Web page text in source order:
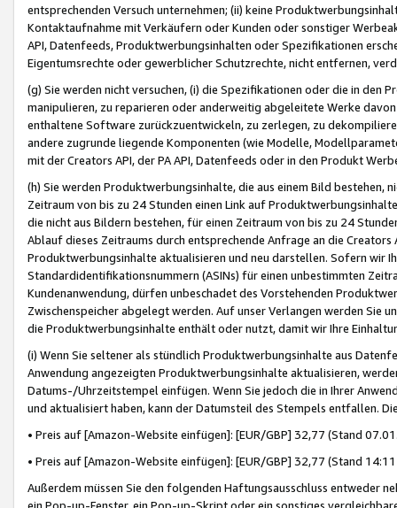
entsprechenden Versuch unternehmen; (ii) keine
Kontaktaufnahme mit Verkäufern oder Kunden oder sonstiger
API, Datenfeeds, Produktwerbungsinhalten oder Spezifikationen
Eigentumsrechte oder gewerblicher Schutzrechte, nicht entfernen,
(g) Sie werden nicht versuchen, (i) die Spezifikationen oder die in
manipulieren, zu reparieren oder anderweitig abgeleitete Werke
enthaltene Software zurückzuentwickeln, zu zerlegen, zu
andere zugrunde liegende Komponenten (wie Modelle,
mit der Creators API, der PA API, Datenfeeds oder in den Produkt
(h) Sie werden Produktwerbungsinhalte, die aus einem Bild bestehen,
Zeitraum von bis zu 24 Stunden einen Link auf
die nicht aus Bildern bestehen, für einen Zeitraum von bis zu 24
Ablauf dieses Zeitraums durch entsprechende Anfrage an die
Produktwerbungsinhalte aktualisieren und neu darstellen. Sofern wir
Standardidentifikationsnummern (ASINs) für einen unbestimmten
Kundenanwendung, dürfen unbeschadet des Vorstehenden
Zwischenspeicher abgelegt werden. Auf unser Verlangen werden Sie
die Produktwerbungsinhalte enthält oder nutzt, damit wir Ihre
(i) Wenn Sie seltener als stündlich Produktwerbungsinhalte aus
Anwendung angezeigten Produktwerbungsinhalte aktualisieren,
Datums-/Uhrzeitstempel einfügen. Wenn Sie jedoch die in Ihrer
und aktualisiert haben, kann der Datumsteil des Stempels entfallen.
• Preis auf [Amazon-Website einfügen]: [EUR/GBP] 32,77 (Stand
• Preis auf [Amazon-Website einfügen]: [EUR/GBP] 32,77 (Stand
Außerdem müssen Sie den folgenden Haftungsausschluss entweder
ein Pop-up-Fenster, ein Pop-up-Skript oder ein sonstiges